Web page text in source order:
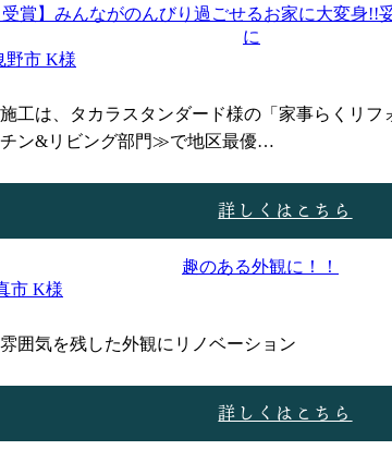
野市 K様
工は、タカラスタンダード様の「家事らくリフ
ン&リビング部門≫で地区最優…
詳しくはこちら
市 K様
囲気を残した外観にリノベーション
詳しくはこちら